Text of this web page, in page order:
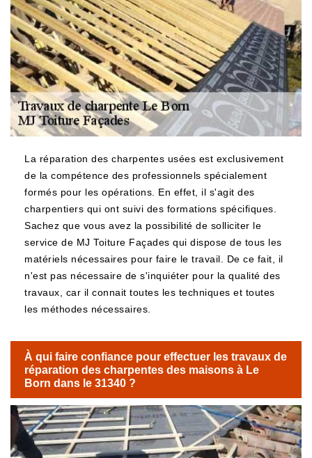
La réparation des charpentes usées est exclusivement
de la compétence des professionnels spécialement
formés pour les opérations. En effet, il s'agit des
charpentiers qui ont suivi des formations spécifiques.
Sachez que vous avez la possibilité de solliciter le
service de MJ Toiture Façades qui dispose de tous les
matériels nécessaires pour faire le travail. De ce fait, il
n'est pas nécessaire de s'inquiéter pour la qualité des
travaux, car il connait toutes les techniques et toutes
les méthodes nécessaires.
À qui faire confiance pour effectuer les travaux de
réparation des charpentes des maisons à Le
Born dans le 31340 ?